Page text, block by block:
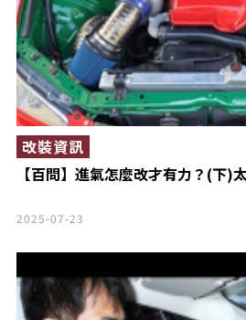
【百問】進氣怎麼改才有力？(下)
改裝資訊
2025-07-23